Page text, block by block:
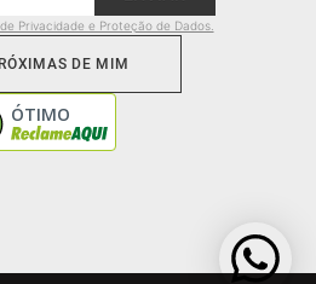
Privacidade e Proteção de Dados.
DE MIM